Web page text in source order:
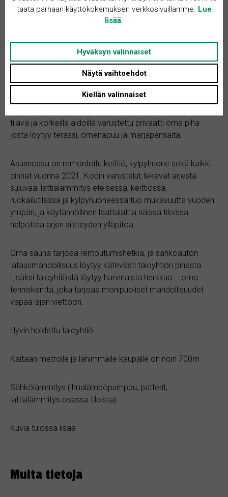
Kohteen kuvaus
Tervetuloa tutustumaan tähän upeaan ja hyvin pidettyyn
paritaloon! Asunnossa on kolme huonetta, käytännöllinen
käyttöullakko, joka tuo lisäneliöitä n 8m2 (toimii varastona
tilava ja korkeilla aidoilla varustettu privaatti oma piha
josta löytyy terassi, omenapuu ja marjapensaita.
Asunnossa on remontoitu keittiö, kylpyhuone sekä kaikki
pinnat vuonna 2021. Kodin varustelut tekevät arjesta
sujuvaa: lattialämmitys eteisessä, keittiössä,
ruokailutilassa ja kylpyhuoneessa tuo mukavuutta vuoden
ympäri, ja käytännöllinen laattalattia näissä tiloissa
helpottaa arjen siisteyden ylläpitoa.
Oma sauna tarjoaa rentoutumishetkiä, ja sähköauton
latausmahdollisuus löytyy kätevästi taloyhtiön pihasta.
Lisäksi taloyhtiöstä löytyy harvinaista herkkua – oma
tenniskenttä, joka tarjoaa monipuoliset mahdollisuudet
vapaa-ajan viettoon.
Hyvin hoidettu taloyhtiö.
Kaitaan metrolle ja lähimmälle kaupalle on noin 700m
Sähkölämmitys (ilmalämpöpumppu, patterit,
lattialämmitys osassa tiloista)
Kuvia tulossa lisää
Muita tietoja
taata parhaan käyttökokemuksen verkkosivuillamme. Lue
lisää
Hyväksyn valinnaiset
Näytä vaihtoehdot
Kiellän valinnaiset